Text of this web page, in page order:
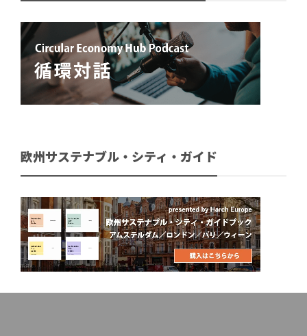
欧州サステナブル・シティ・ガイド